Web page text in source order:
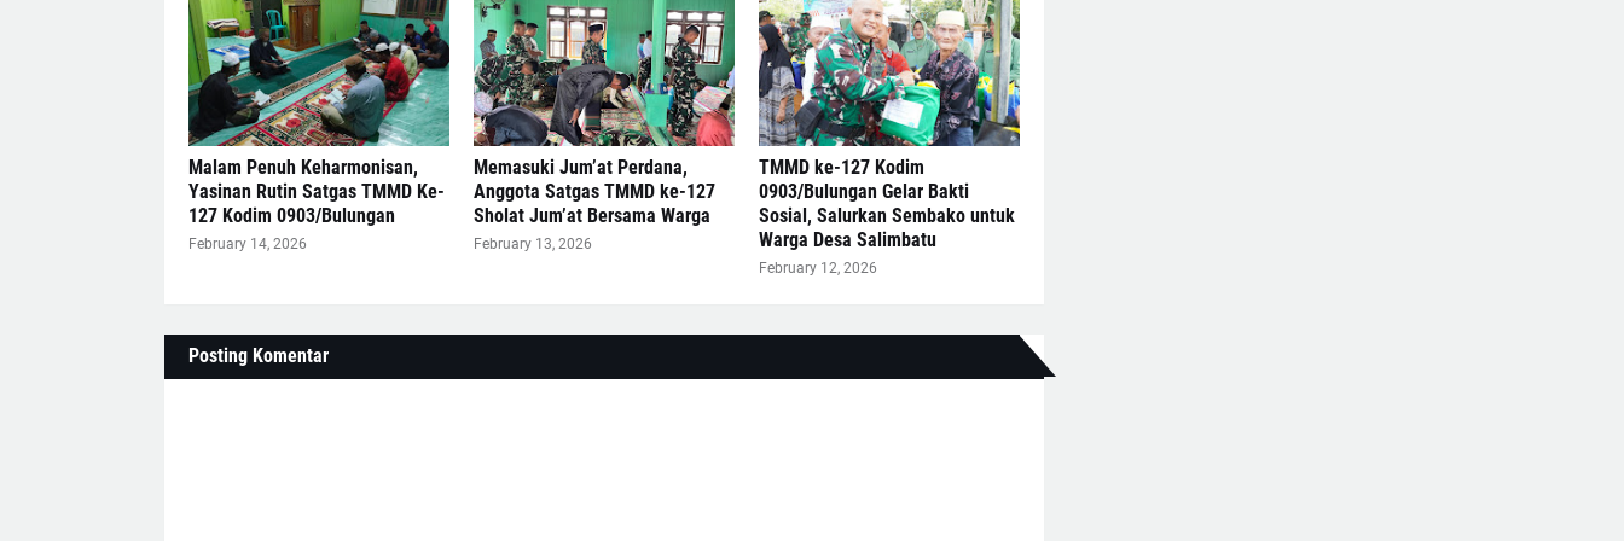
Malam Penuh Keharmonisan,
Yasinan Rutin Satgas TMMD Ke-
127 Kodim 0903/Bulungan
February 14, 2026
Memasuki Jum’at Perdana,
Anggota Satgas TMMD ke-127
Sholat Jum’at Bersama Warga
February 13, 2026
TMMD ke-127 Kodim
0903/Bulungan Gelar Bakti
Sosial, Salurkan Sembako untuk
Warga Desa Salimbatu
February 12, 2026
Posting Komentar